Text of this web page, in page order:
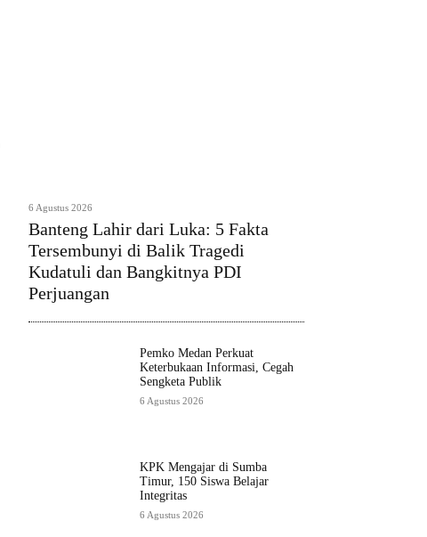
6 Agustus 2026
Banteng Lahir dari Luka: 5 Fakta
Tersembunyi di Balik Tragedi
Kudatuli dan Bangkitnya PDI
Perjuangan
Pemko Medan Perkuat
Keterbukaan Informasi, Cegah
Sengketa Publik
6 Agustus 2026
KPK Mengajar di Sumba
Timur, 150 Siswa Belajar
Integritas
6 Agustus 2026